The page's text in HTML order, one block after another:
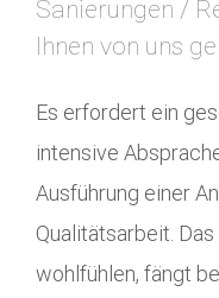
Sanierungen /
Ihnen von uns
Es erfordert ein
intensive
Ausführung einer
Qualitätsarbeit.
wohlfühlen, fängt